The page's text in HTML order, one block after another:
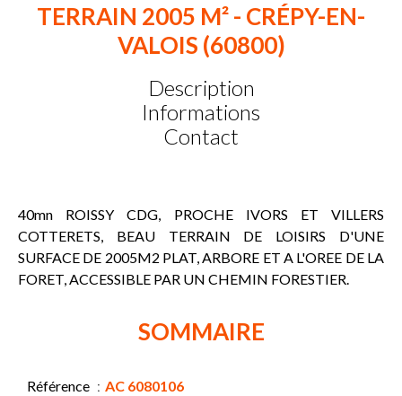
TERRAIN 2005 M² - CRÉPY-EN-
VALOIS (60800)
Description
Informations
Contact
40mn ROISSY CDG, PROCHE IVORS ET VILLERS
COTTERETS, BEAU TERRAIN DE LOISIRS D'UNE
SURFACE DE 2005M2 PLAT, ARBORE ET A L'OREE DE LA
FORET, ACCESSIBLE PAR UN CHEMIN FORESTIER.
SOMMAIRE
Référence AC 6080106